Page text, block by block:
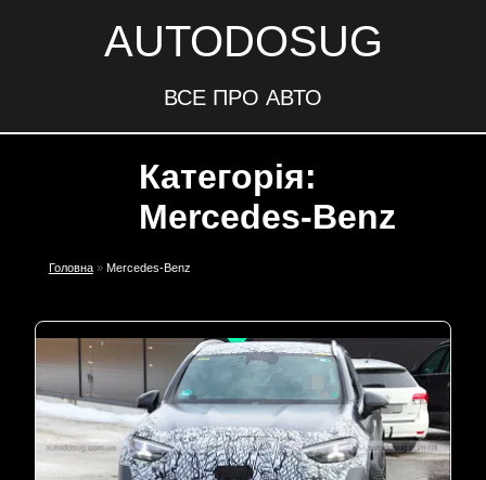
AUTODOSUG
ВСЕ ПРО АВТО
Категорія:
Mercedes-Benz
Головна» Mercedes-Benz